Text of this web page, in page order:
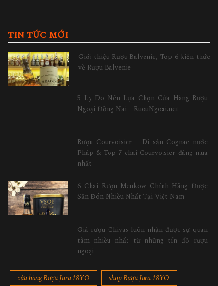
TIN TỨC MỚI
Giới thiệu Rượu Balvenie, Top 6 kiến thức
về Rượu Balvenie
5 Lý Do Nên Lựa Chọn Cửa Hàng Rượu
Ngoại Đồng Nai – RuouNgoai.net
Rượu Courvoisier – Di sản Cognac nước
Pháp & Top 7 chai Courvoisier đáng mua
nhất
6 Chai Rượu Meukow Chính Hãng Được
Săn Đón Nhiều Nhất Tại Việt Nam
Giá rượu Chivas luôn nhận được sự quan
tâm nhiều nhất từ những tín đồ rượu
ngoại
cửa hàng Rượu Jura 18YO
shop Rượu Jura 18YO